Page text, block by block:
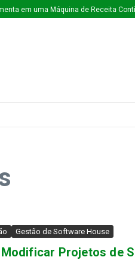
uma Máquina de Receita Contínua
Gestão de Software House
Projetos de